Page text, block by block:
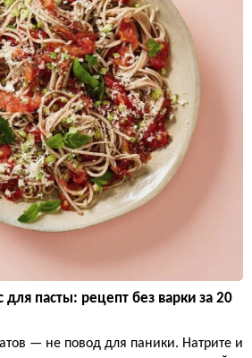
пасты: рецепт без варки за 20
— не повод для паники. Натрите и